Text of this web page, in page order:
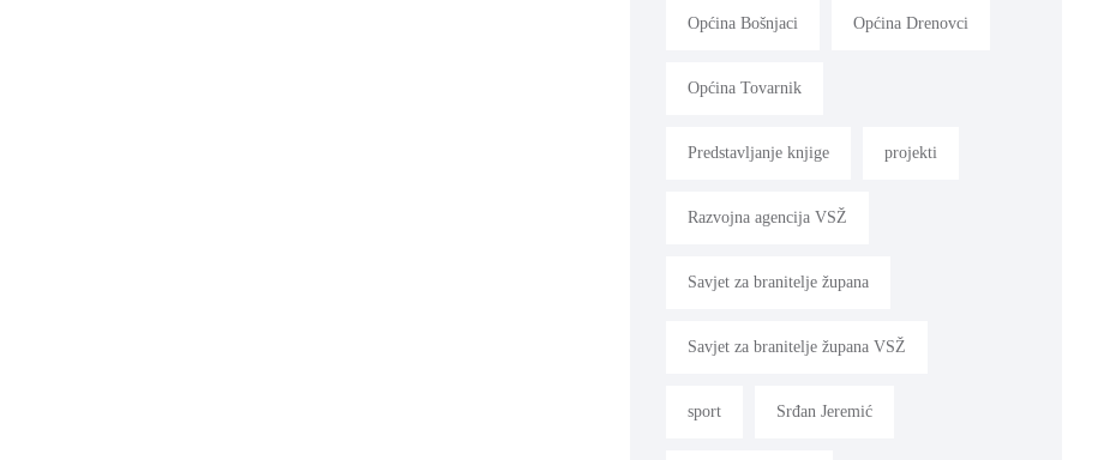
Općina Bošnjaci Općina Drenovci
Općina Tovarnik
Predstavljanje knjige projekti
Razvojna agencija VSŽ
Savjet za branitelje župana
Savjet za branitelje župana VSŽ
sport Srđan Jeremić